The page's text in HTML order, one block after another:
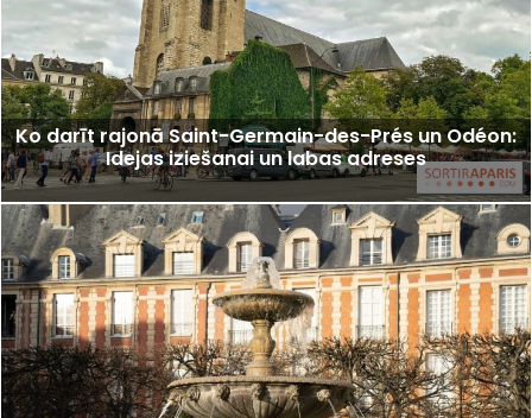
Ko darīt rajonā Saint-Germain-des-Prés un Odéon:
Idejas iziešanai un labas adreses